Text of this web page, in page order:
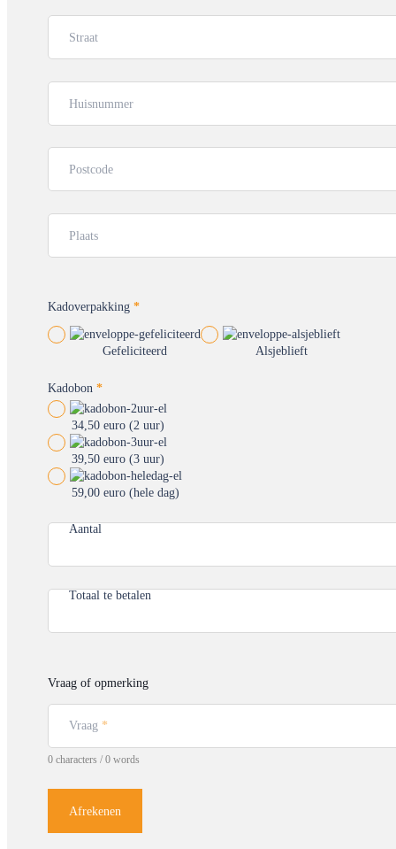
Straat
Huisnummer
Postcode
Plaats
Kadoverpakking *
Gefeliciteerd Alsjeblieft
Kadobon *
34,50 euro (2 uur)
39,50 euro (3 uur)
59,00 euro (hele dag)
Aantal
Totaal te betalen
Vraag of opmerking
Vraag *
0 characters / 0 words
Afrekenen